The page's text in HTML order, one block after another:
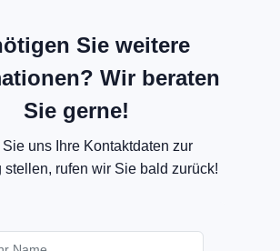
Sie weitere
Wir beraten
Sie gerne!
uns Ihre Kontaktdaten zur
stellen, rufen wir Sie bald zurück!